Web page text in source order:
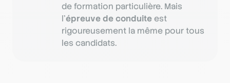
de formation particulière. Mais
l’épreuve de conduiteest
rigoureusement la même pour tous
les candidats.